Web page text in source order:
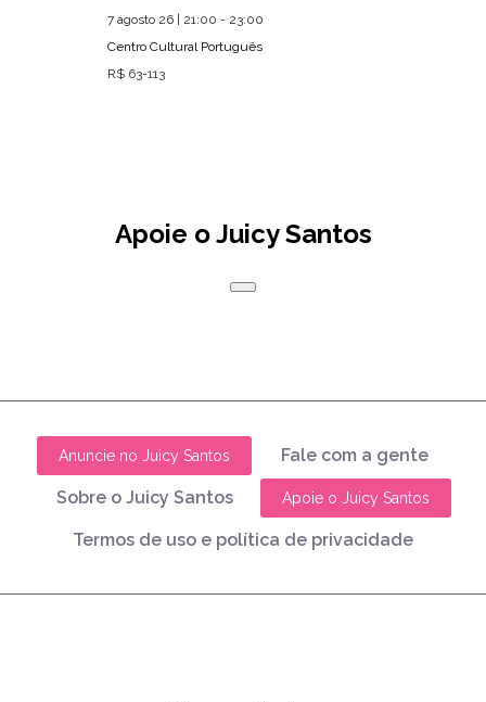
7 agosto 26 | 21:00 - 23:00
Centro Cultural Português
R$ 63-113
Apoie o Juicy Santos
Anuncie no Juicy Santos Fale com a gente
Sobre o Juicy Santos Apoie o Juicy Santos
Termos de uso e política de privacidade